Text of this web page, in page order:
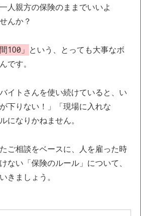
人親方の保険のままでいいよ
んか？
100日」 という、とっても大事なボ
です。
イトさんを使い続けていると、い
下りない！」「現場に入れな
になりかねません。
ご相談をベースに、人を雇った時
ない「保険のルール」について、
きましょう。